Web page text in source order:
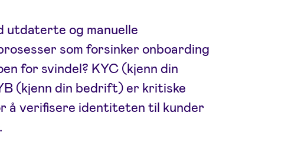
utdaterte og manuelle
som forsinker onboarding
for svindel? KYC (kjenn din
(kjenn din bedrift) er kritiske
å verifisere identiteten til kunder